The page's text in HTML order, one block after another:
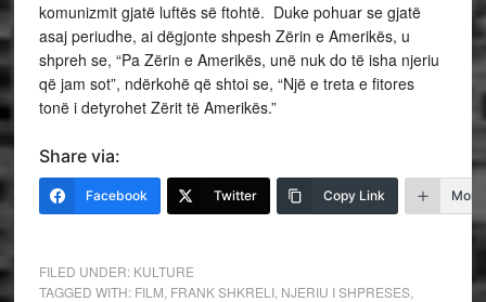
komunizmit gjatë luftës së ftohtë. Duke pohuar se gjatë
asaj periudhe, ai dëgjonte shpesh Zërin e Amerikës, u
shpreh se, “Pa Zërin e Amerikës, unë nuk do të isha njeriu
që jam sot”, ndërkohë që shtoi se, “Një e treta e fitores
tonë i detyrohet Zërit të Amerikës.”
Share via:
Facebook Twitter Copy Link More
FILED UNDER: KULTURE
TAGGED WITH: FILM FRANK SHKRELI, NJERIU I SHPRESES,